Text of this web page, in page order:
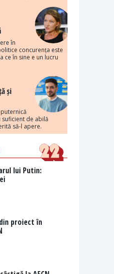
în
concurența este
ce în sine e un lucru
și
de abilă
să-l apere.
lui Putin:
proiect în